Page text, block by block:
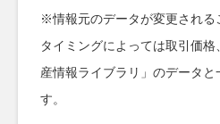
※情報元のデータが変更される
タイミングによっては取引価
産情報ライブラリ」のデータと
す。